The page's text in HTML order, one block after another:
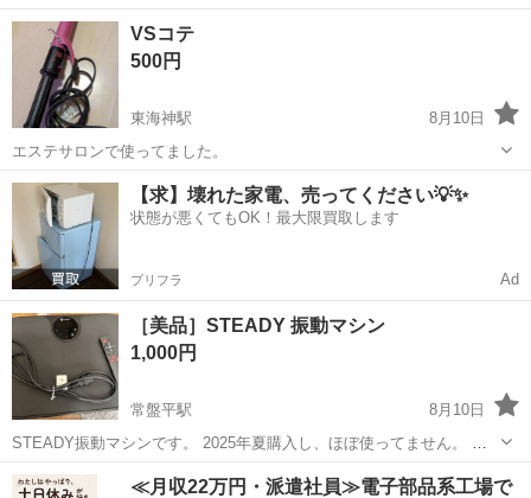
認済みで、問題なく使用できます。 本体には目立った傷や汚れはな
く、比較的きれいな状態です。 【ブランド】Panasonic 【商品名】く
るくる...
千葉 松戸市
VSコテ
500円
東海神駅
8月10日
エステサロンで使ってました。
千葉 船橋市 東海神駅 美容家電
【求】壊れた家電、売ってください💡✨
状態が悪くてもOK！最大限買取します
プリフラ Ad
［美品］STEADY 振動マシン
1,000円
常盤平駅
8月10日
STEADY振動マシンです。 2025年夏購入し、ほぼ使ってません。 動
作確認済み
千葉 松戸市 常盤平駅 美容家電 STEADY
≪月収22万円・派遣社員≫電子部品系工場で